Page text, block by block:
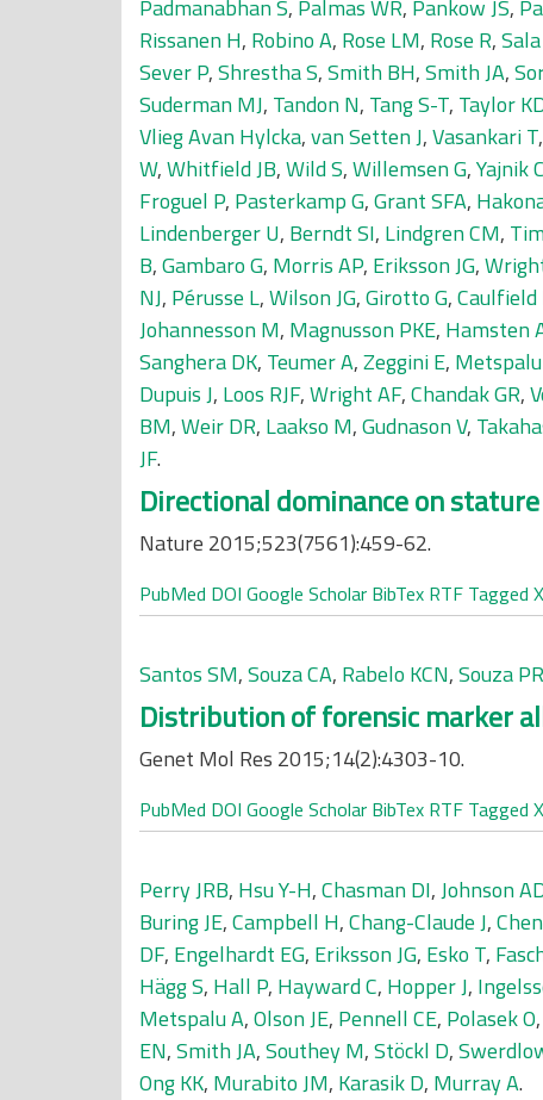
Padmanabhan S, Palmas WR, Pankow JS,
Rissanen H, Robino A, Rose LM, Rose R,
Sever P,Shrestha S,Smith BH,Smith JA,
Suderman MJ, Tandon N, Tang S-T, Taylor
Vlieg Avan Hylcka,van Setten J,Vasankari T,
W,Whitfield JB,Wild S,Willemsen G,Yajnik
Froguel P, Pasterkamp G,Grant SFA,
Lindenberger U, Berndt SI, Lindgren CM,
B,Gambaro G, Morris AP, Eriksson JG,
NJ, Pérusse L,Wilson JG,Girotto G,Caulfield
Johannesson M, Magnusson PKE, Hamsten
Sanghera DK, Teumer A,Zeggini E,
Dupuis J, Loos RJF,Wright AF,Chandak GR,
BM,Weir DR, Laakso M,Gudnason V,
JF.
Directional dominance on
Nature 2015;523(7561):459-62.
PubMed DOI Google Scholar BibTex RTF Tagged
Santos SM,Souza CA, Rabelo KCN,Souza
Distribution of forensic marker
Genet Mol Res 2015;14(2):4303-10.
PubMed DOI Google Scholar BibTex RTF Tagged
Perry JRB, Hsu Y-H,Chasman DI,Johnson
Buring JE,Campbell H,Chang-Claude J,
DF, Engelhardt EG, Eriksson JG, Esko T,
Hägg S, Hall P, Hayward C, Hopper J,
Metspalu A,Olson JE, Pennell CE, Polasek O,
EN,Smith JA,Southey M,Stöckl D,
Ong KK, Murabito JM, Karasik D, Murray A.